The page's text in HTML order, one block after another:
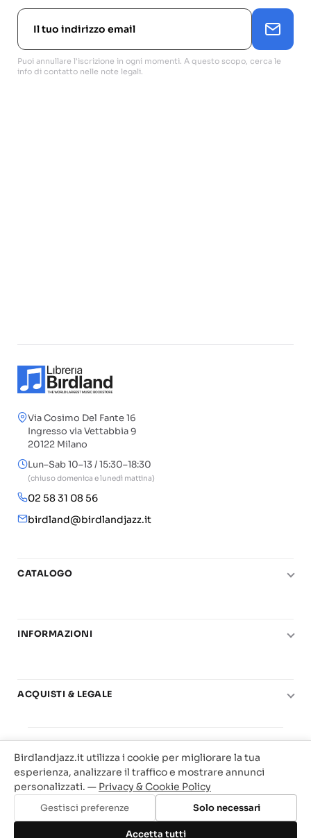
Aggiungi al carrello
Puoi annullare l'iscrizione in ogni momenti. A questo scopo, cerca le
info di contatto nelle note legali.
Via Cosimo Del Fante 16
Ingresso via Vettabbia 9
20122 Milano
Lun–Sab 10–13 / 15:30–18:30
(chiuso domenica e lunedì mattina)
02 58 31 08 56
birdland@birdlandjazz.it
CATALOGO
Chitarra
Basi play-along
Offerte
INFORMAZIONI
Carta del Docente
ACQUISTI & LEGALE
Privacy & Cookie
Traccia il tuo ordine
Birdland Milano. P.Iva 12093700156
Web Agency Milano
Birdlandjazz.it utilizza i cookie per migliorare la tua
esperienza, analizzare il traffico e mostrare annunci
personalizzati. — Privacy & Cookie Policy
Gestisci preferenze Solo necessari
Accetta tutti